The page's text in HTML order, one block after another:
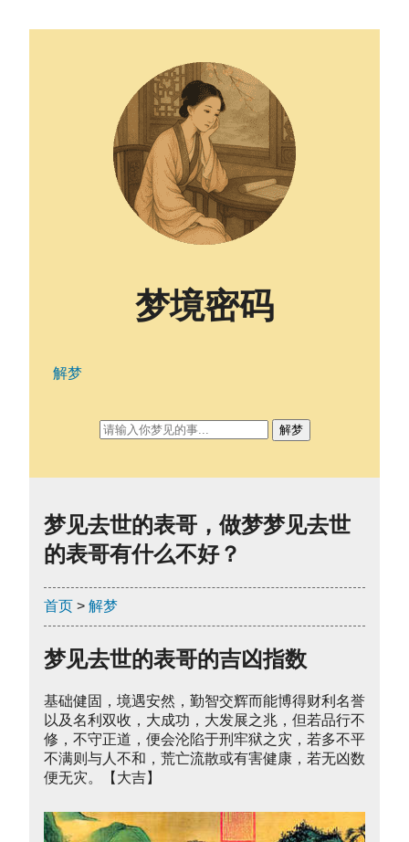
梦见去世的表哥，做梦梦见去世
的表哥有什么不好？
首页 > 解梦
梦见去世的表哥的吉凶指数
基础健固，境遇安然，勤智交辉而能博得财利名誉
以及名利双收，大成功，大发展之兆，但若品行不
修，不守正道，便会沦陷于刑牢狱之灾，若多不平
不满则与人不和，荒亡流散或有害健康，若无凶数
便无灾。【大吉】
梦境密码
解梦
解梦